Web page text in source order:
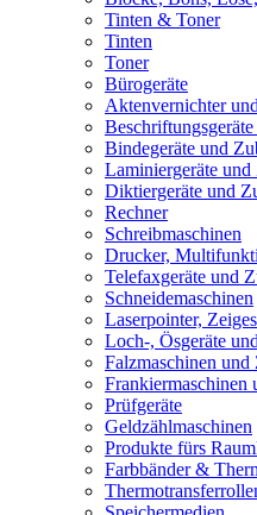
Tinten & Toner
Tinten
Toner
Bürogeräte
Aktenvernichter
Bindegeräte und
Laminiergeräte und
Diktiergeräte und
Rechner
Schreibmaschinen
Drucker,
Telefaxgeräte und
Schneidemaschinen
Laserpointer,
Loch-, Ösgeräte
Falzmaschinen und
Frankiermaschinen
Prüfgeräte
Geldzählmaschinen
Produkte fürs
Farbbänder &